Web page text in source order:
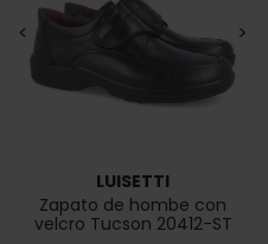
< >
LUISETTI
Zapato de hombe con
velcro Tucson 20412-ST